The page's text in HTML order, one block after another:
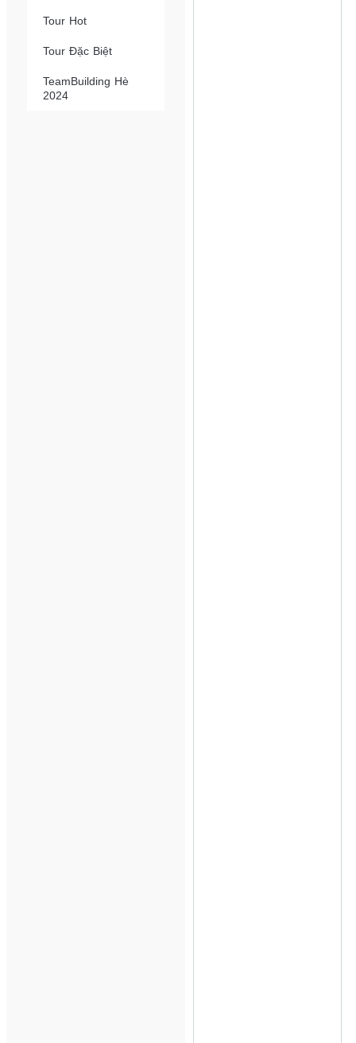
Tour Hot
Tour Đặc Biệt
TeamBuilding Hè
2024